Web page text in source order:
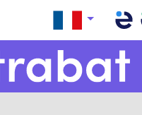
Blog